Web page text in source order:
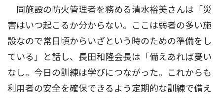
同施設の防火管理者を務める清水裕美さんは「災
害はいつ起こるか分からない。ここは弱者の多い施
設なので常日頃からいざという時のための準備をし
ている」と話し、長田和隆会長は「備えあれば憂い
なし。今日の訓練は学びにつながった。これからも
利用者の安全を確保できるよう定期的な訓練で備え